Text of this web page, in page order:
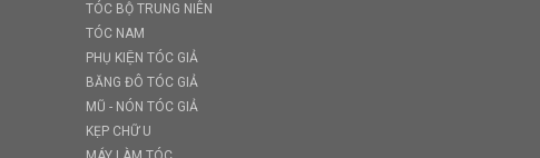
TÓC BỘ TRUNG NIÊN
TÓC NAM
PHỤ KIỆN TÓC GIẢ
BĂNG ĐÔ TÓC GIẢ
MŨ - NÓN TÓC GIẢ
KẸP CHỮ U